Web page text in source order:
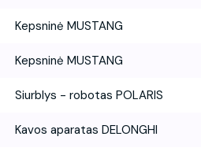
Kepsninė MUSTANG
Kepsninė MUSTANG
Siurblys - robotas POLARIS
Kavos aparatas DELONGHI